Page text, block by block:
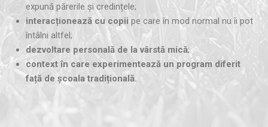
expună părerile și credințele;
interacționează cu copii pe care în mod normal nu îi pot
întâlni altfel;
dezvoltare personală de la vârstă mică;
context în care experimentează un program diferit
față de școala tradițională.